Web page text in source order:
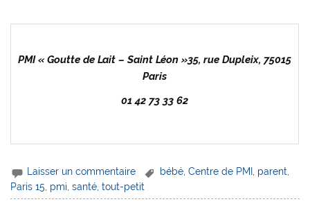
PMI « Goutte de Lait – Saint Léon »35, rue Dupleix, 75015
Paris
01 42 73 33 62
Laisser un commentaire bébé ,Centre de PMI parent
Paris 15 pmi ,santé ,tout-petit